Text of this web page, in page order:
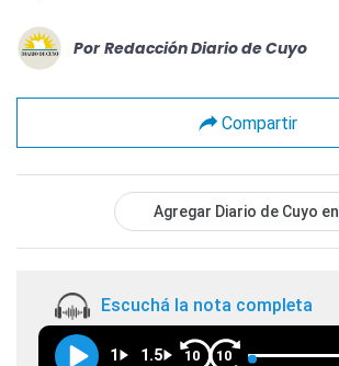
Por Redacción Diario de Cuyo
Compartir
Agregar Diario de Cuyo en
Escuchá la nota completa
1 1.5 10 10